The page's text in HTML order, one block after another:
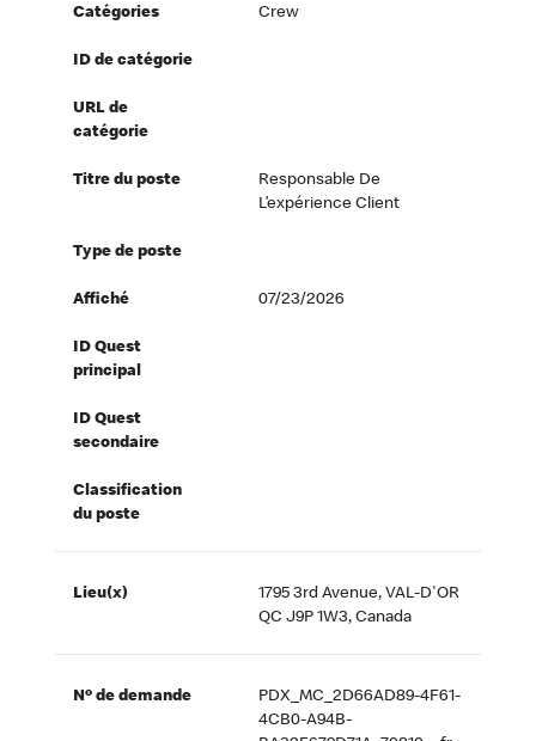
Catégories Crew
ID de catégorie
URL de
catégorie
Titre du poste
Responsable De
L’expérience Client
Type de poste
Affiché 07/23/2026
ID Quest
principal
ID Quest
secondaire
Classification
du poste
Lieu(x)
1795 3rd Avenue, VAL-D'OR
QC J9P 1W3, Canada
Nº de demande
PDX_MC_2D66AD89-4F61-
4CB0-A94B-